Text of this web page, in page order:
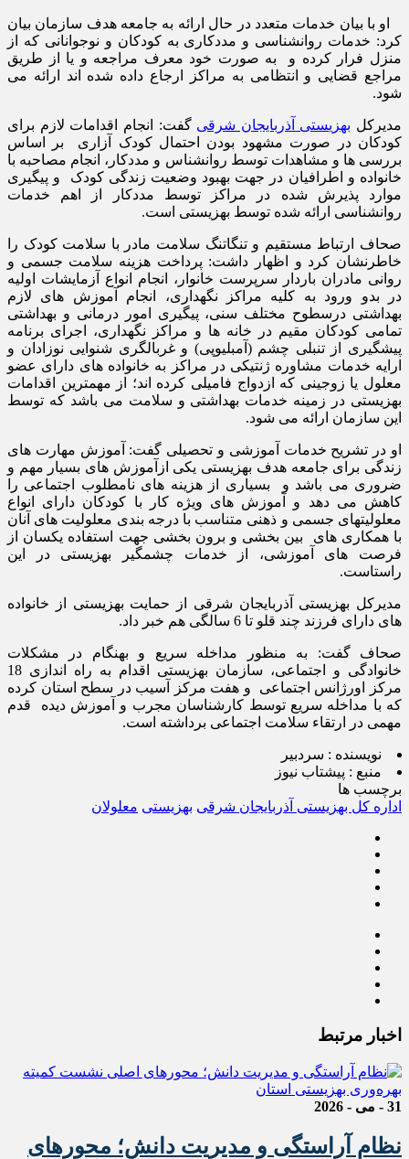
او با بیان خدمات متعدد در حال ارائه به جامعه هدف سازمان بیان
کرد: خدمات روانشناسی و مددکاری به کودکان و نوجوانانی که از
منزل فرار کرده و به صورت خود معرف مراجعه و یا از طریق
مراجع قضایی و انتظامی به مراکز ارجاع داده شده اند ارائه می
شود.
مدیرکل بهزیستی آذربایجان شرقی گفت: انجام اقدامات لازم برای
کودکان در صورت مشهود بودن احتمال کودک آزاری بر اساس
بررسی ها و مشاهدات توسط روانشناس و مددکار، انجام مصاحبه با
خانواده و اطرافیان در جهت بهبود وضعیت زندگی کودک و پیگیری
موارد پذیرش شده در مراکز توسط مددکار از اهم خدمات
روانشناسی ارائه شده توسط بهزیستی است.
صحاف ارتباط مستقیم و تنگاتنگ سلامت مادر با سلامت کودک را
خاطرنشان کرد و اظهار داشت: پرداخت هزینه سلامت جسمی و
روانی مادران باردار سرپرست خانوار، انجام انواع آزمایشات اولیه
در بدو ورود به کلیه مراکز نگهداری، انجام آموزش های لازم
بهداشتی درسطوح مختلف سنی، پیگیری امور درمانی و بهداشتی
تمامی کودکان مقیم در خانه ها و مراکز نگهداری، اجرای برنامه
پیشگیری از تنبلی چشم (آمبلیوپی) و غربالگری شنوایی نوزادان و
ارایه خدمات مشاوره ژنتیکی در مراکز به خانواده های دارای عضو
معلول یا زوجینی که ازدواج فامیلی کرده اند؛ از مهمترین اقدامات
بهزیستی در زمینه خدمات بهداشتی و سلامت می باشد که توسط
این سازمان ارائه می شود.
او در تشریح خدمات آموزشی و تحصیلی گفت: آموزش مهارت های
زندگی برای جامعه هدف بهزیستی یکی ازآموزش های بسیار مهم و
ضروری می باشد و بسیاری از هزینه های نامطلوب اجتماعی را
کاهش می دهد و آموزش های ویژه کار با کودکان دارای انواع
معلولیتهای جسمی و ذهنی متناسب با درجه بندی معلولیت های آنان
با همکاری های بین بخشی و برون بخشی جهت استفاده یکسان از
فرصت های آموزشی، از خدمات چشمگیر بهزیستی در این
راستاست.
مدیرکل بهزیستی آذربایجان شرقی از حمایت بهزیستی از خانواده
های دارای فرزند چند قلو تا 6 سالگی هم خبر داد.
صحاف گفت: به منظور مداخله سریع و بهنگام در مشکلات
خانوادگی و اجتماعی، سازمان بهزیستی اقدام به راه اندازی 18
مرکز اورژانس اجتماعی و هفت مرکز آسیب در سطح استان کرده
که با مداخله سریع توسط کارشناسان مجرب و آموزش دیده قدم
مهمی در ارتقاء سلامت اجتماعی برداشته است.
نویسنده : سردبیر
منبع : پیشتاب نیوز
برچسب ها
اداره کل بهزیستی آذربایجان شرقی بهزیستی معلولان
اخبار مرتبط
31 - می - 2026
نظام آراستگی و مدیریت دانش؛ محورهای